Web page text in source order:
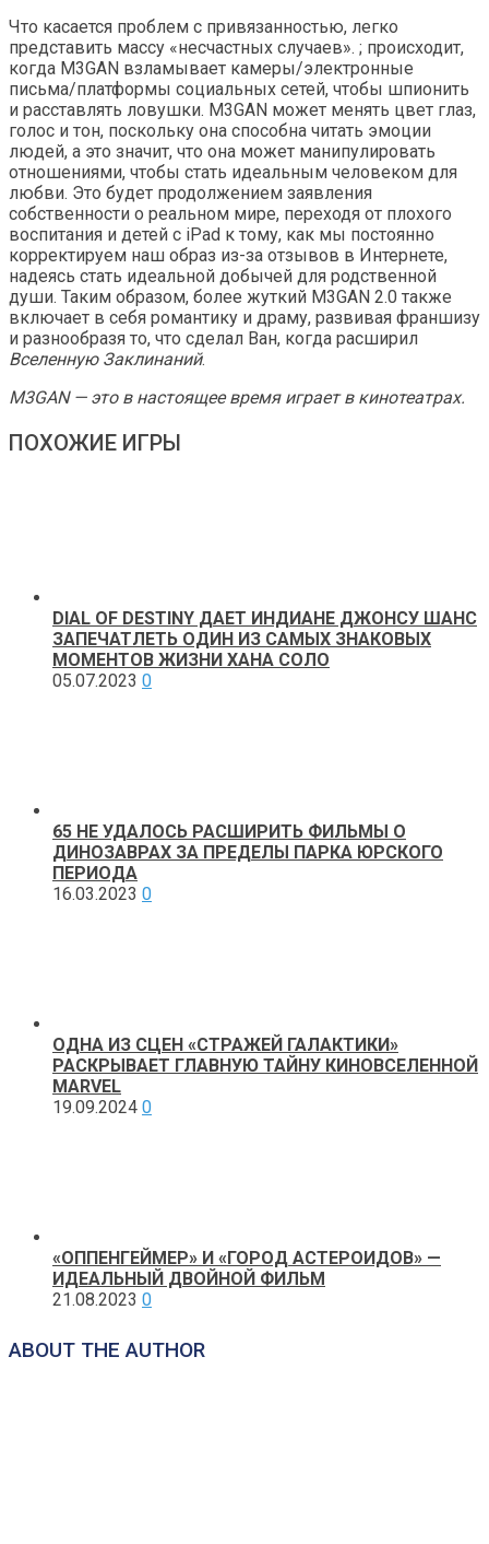
Что касается проблем с привязанностью, легко
представить массу «несчастных случаев». ; происходит,
когда M3GAN взламывает камеры/электронные
письма/платформы социальных сетей, чтобы шпионить
и расставлять ловушки. M3GAN может менять цвет глаз,
голос и тон, поскольку она способна читать эмоции
людей, а это значит, что она может манипулировать
отношениями, чтобы стать идеальным человеком для
любви. Это будет продолжением заявления
собственности о реальном мире, переходя от плохого
воспитания и детей с iPad к тому, как мы постоянно
корректируем наш образ из-за отзывов в Интернете,
надеясь стать идеальной добычей для родственной
души. Таким образом, более жуткий M3GAN 2.0 также
включает в себя романтику и драму, развивая франшизу
и разнообразя то, что сделал Ван, когда расширил
Вселенную Заклинаний.
M3GAN — это в настоящее время играет в кинотеатрах.
ПОХОЖИЕ ИГРЫ
DIAL OF DESTINY ДАЕТ ИНДИАНЕ ДЖОНСУ ШАНС
ЗАПЕЧАТЛЕТЬ ОДИН ИЗ САМЫХ ЗНАКОВЫХ
МОМЕНТОВ ЖИЗНИ ХАНА СОЛО
05.07.2023 0
65 НЕ УДАЛОСЬ РАСШИРИТЬ ФИЛЬМЫ О
ДИНОЗАВРАХ ЗА ПРЕДЕЛЫ ПАРКА ЮРСКОГО
ПЕРИОДА
16.03.2023 0
ОДНА ИЗ СЦЕН «СТРАЖЕЙ ГАЛАКТИКИ»
РАСКРЫВАЕТ ГЛАВНУЮ ТАЙНУ КИНОВСЕЛЕННОЙ
MARVEL
19.09.2024 0
«ОППЕНГЕЙМЕР» И «ГОРОД АСТЕРОИДОВ» —
ИДЕАЛЬНЫЙ ДВОЙНОЙ ФИЛЬМ
21.08.2023 0
ABOUT THE AUTHOR